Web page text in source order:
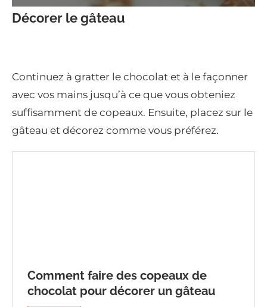
Décorer le gâteau
Continuez à gratter le chocolat et à le façonner
avec vos mains jusqu’à ce que vous obteniez
suffisamment de copeaux. Ensuite, placez sur le
gâteau et décorez comme vous préférez.
Comment faire des copeaux de
chocolat pour décorer un gâteau